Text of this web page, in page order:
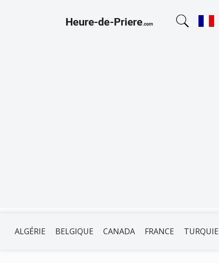
ALGÉRIE BELGIQUE CANADA FRANCE TURQUIE